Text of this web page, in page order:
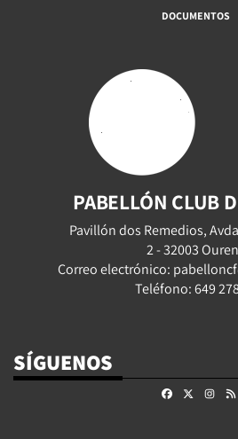
DOCUMENTOS
PABELLÓN CLUB
Pavillón dos Remedios,
2 - 32003
Correo electrónico:
Teléfono: 649
SÍGUENOS
Facebook